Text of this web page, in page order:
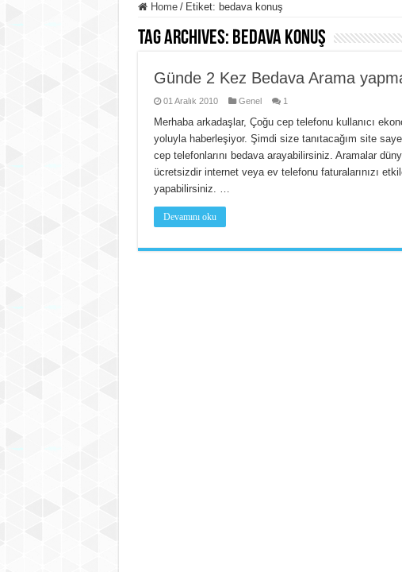
Home / Etiket: bedava konuş
Tag Archives: bedava konuş
Günde 2 Kez Bedava Arama
01 Aralık 2010 Genel 1
Merhaba arkadaşlar, Çoğu cep telefonu kullanıcı
yoluyla haberleşiyor. Şimdi size tanıtacağım site
cep telefonlarını bedava arayabilirsiniz. Aramalar
ücretsizdir internet veya ev telefonu faturalarınızı
yapabilirsiniz. …
Devamını oku